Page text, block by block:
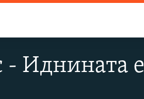
- Иднината е